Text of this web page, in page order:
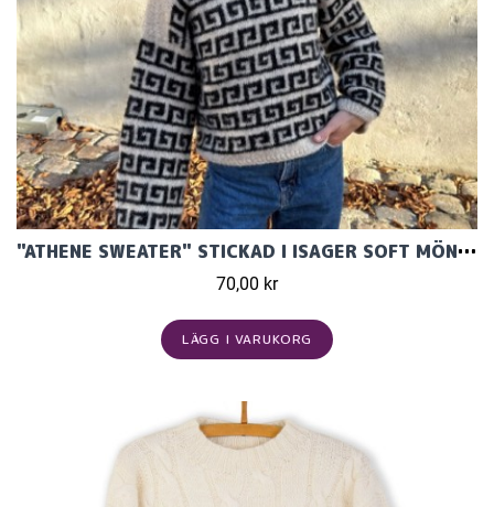
"ATHENE SWEATER" STICKAD I ISAGER SOFT MÖNSTER FRÅN PETITEKNIT
70,00 kr
LÄGG I VARUKORG